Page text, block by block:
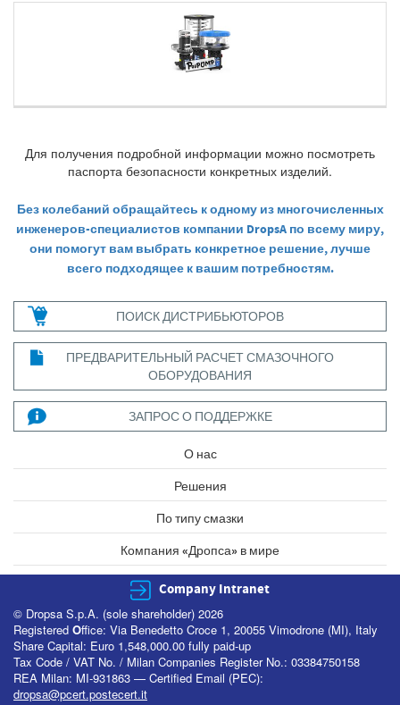
Для получения подробной информации можно посмотреть
паспорта безопасности конкретных изделий.
Без колебаний обращайтесь к одному из многочисленных
инженеров-специалистов компании DropsA по всему миру,
они помогут вам выбрать конкретное решение, лучше
всего подходящее к вашим потребностям.
ПОИСК ДИСТРИБЬЮТОРОВ
ПРЕДВАРИТЕЛЬНЫЙ РАСЧЕТ СМАЗОЧНОГО
ОБОРУДОВАНИЯ
ЗАПРОС О ПОДДЕРЖКЕ
О нас
Решения
По типу смазки
Компания «Дропса» в мире
Company Intranet
© Dropsa S.p.A. (sole shareholder) 2026
Registered Office: Via Benedetto Croce 1, 20055 Vimodrone (MI), Italy
Share Capital: Euro 1,548,000.00 fully paid-up
Tax Code / VAT No. / Milan Companies Register No.: 03384750158
REA Milan: MI-931863 — Certified Email (PEC):
dropsa@pcert.postecert.it